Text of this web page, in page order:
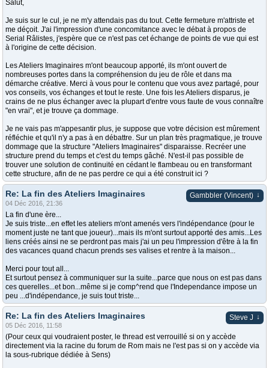
Salut,
Je suis sur le cul, je ne m'y attendais pas du tout. Cette fermeture m'attriste et
me déçoit. J'ai l'impression d'une concomitance avec le débat à propos de
Serial Râlistes, j'espère que ce n'est pas cet échange de points de vue qui est
à l'origine de cette décision.
Les Ateliers Imaginaires m'ont beaucoup apporté, ils m'ont ouvert de
nombreuses portes dans la compréhension du jeu de rôle et dans ma
démarche créative. Merci à vous pour le contenu que vous avez partagé, pour
vos conseils, vos échanges et tout le reste. Une fois les Ateliers disparus, je
crains de ne plus échanger avec la plupart d'entre vous faute de vous connaître
"en vrai", et je trouve ça dommage.
Je ne vais pas m'appesantir plus, je suppose que votre décision est mûrement
réfléchie et qu'il n'y a pas à en débattre. Sur un plan très pragmatique, je trouve
dommage que la structure "Ateliers Imaginaires" disparaisse. Recréer une
structure prend du temps et c'est du temps gâché. N'est-il pas possible de
trouver une solution de continuité en cédant le flambeau ou en transformant
cette structure, afin de ne pas perdre ce qui a été construit ici ?
Gambbler (Vincent) ↓
Re: La fin des Ateliers Imaginaires
04 Déc 2016, 21:36
La fin d'une ère...
Je suis triste...en effet les ateliers m'ont amenés vers l'indépendance (pour le
moment juste ne tant que joueur)...mais ils m'ont surtout apporté des amis...Les
liens créés ainsi ne se perdront pas mais j'ai un peu l'impression d'être à la fin
des vacances quand chacun prends ses valises et rentre à la maison...
Merci pour tout all...
Et surtout pensez à communiquer sur la suite...parce que nous on est pas dans
ces querelles...et bon...même si je comp^rend que l'Independance impose un
peu ...d'indépendance, je suis tout triste...
Steve J ↓
Re: La fin des Ateliers Imaginaires
05 Déc 2016, 11:58
(Pour ceux qui voudraient poster, le thread est verrouillé si on y accède
directement via la racine du forum de Rom mais ne l'est pas si on y accède via
la sous-rubrique dédiée à Sens)